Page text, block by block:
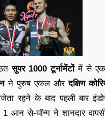
सुपर 1000 टूर्नामेंटोंमें से
ने पुरुष एकल औरदक्षिण
रहने के बाद पहली बार
आन से-यॉन्ग ने शानदार